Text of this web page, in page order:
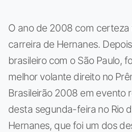
O ano de 2008 com
carreira de Hernanes.
brasileiro com o São Paulo,
melhor volante direito no
Brasileirão 2008 em evento
desta segunda-feira no Rio
Hernanes, que foi um dos